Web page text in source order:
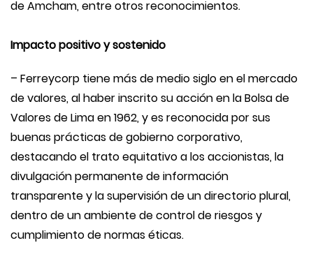
de Amcham, entre otros reconocimientos.
Impacto positivo y sostenido
– Ferreycorp tiene más de medio siglo en el mercado
de valores, al haber inscrito su acción en la Bolsa de
Valores de Lima en 1962, y es reconocida por sus
buenas prácticas de gobierno corporativo,
destacando el trato equitativo a los accionistas, la
divulgación permanente de información
transparente y la supervisión de un directorio plural,
dentro de un ambiente de control de riesgos y
cumplimiento de normas éticas.